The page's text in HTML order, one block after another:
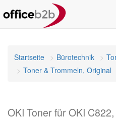
Startseite Bürotechnik
Toner & Trommeln, Original
OKI Toner für OKI